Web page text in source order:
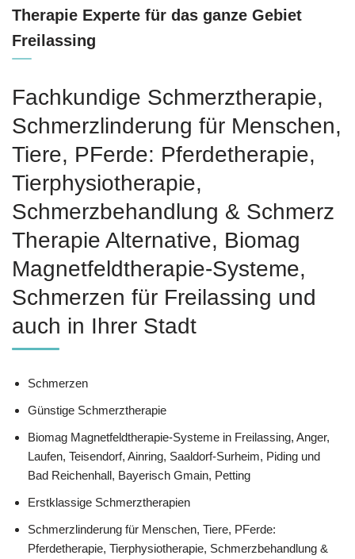
Therapie Experte für das ganze Gebiet
Freilassing
Fachkundige Schmerztherapie,
Schmerzlinderung für Menschen,
Tiere, PFerde: Pferdetherapie,
Tierphysiotherapie,
Schmerzbehandlung & Schmerz
Therapie Alternative, Biomag
Magnetfeldtherapie-Systeme,
Schmerzen für Freilassing und
auch in Ihrer Stadt
Schmerzen
Günstige Schmerztherapie
Biomag Magnetfeldtherapie-Systeme in Freilassing, Anger,
Laufen, Teisendorf, Ainring, Saaldorf-Surheim, Piding und
Bad Reichenhall, Bayerisch Gmain, Petting
Erstklassige Schmerztherapien
Schmerzlinderung für Menschen, Tiere, PFerde:
Pferdetherapie, Tierphysiotherapie, Schmerzbehandlung &